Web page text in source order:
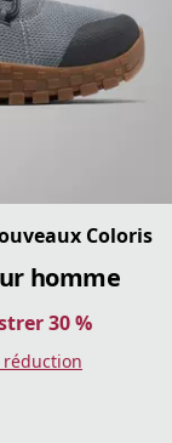
Coloris
homme
30 %
réduction